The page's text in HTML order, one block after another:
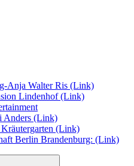
Anja Walter Ris (Link)
Lindenhof (Link)
Anders (Link)
(Link)
Berlin Brandenburg: (Link)